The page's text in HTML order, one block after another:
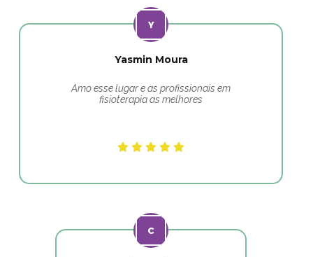
Yasmin Moura
Amo esse lugar e as profissionais em
fisioterapia as melhores